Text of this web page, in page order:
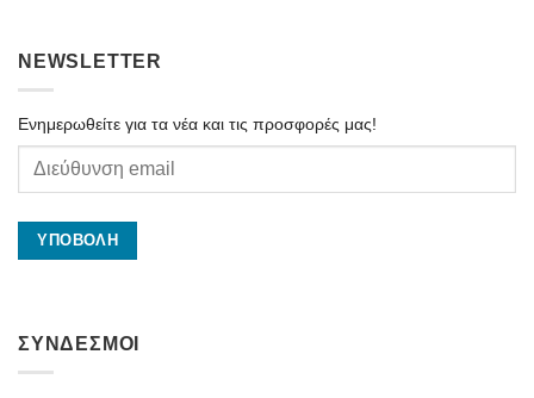
NEWSLETTER
Ενημερωθείτε για τα νέα και τις προσφορές μας!
ΣΥΝΔΕΣΜΟΙ